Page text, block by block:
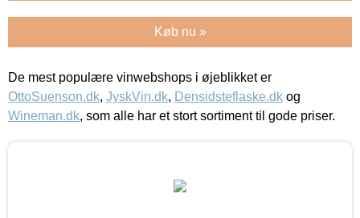
Køb nu »
De mest populære vinwebshops i øjeblikket er
OttoSuenson.dk, JyskVin.dk, Densidsteflaske.dk og
Wineman.dk, som alle har et stort sortiment til gode priser.